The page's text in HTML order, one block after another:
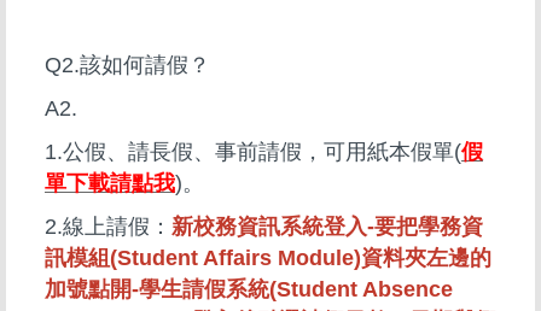
Q2.該如何請假？
A2.
1.公假、請長假、事前請假，可用紙本假單(假
單下載請點我)。
2.線上請假： 新校務資訊系統登入-要把學務資
訊模組(Student Affairs Module)資料夾左邊的
加號點開-學生請假系統(Student Absence